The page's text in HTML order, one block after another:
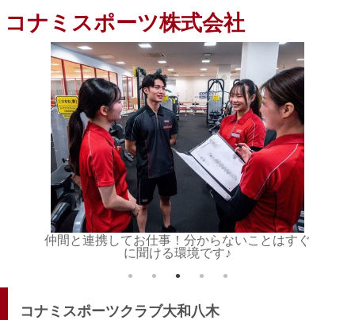
コナミスポーツ株式会社
仲間と連携してお仕事！分からないことはすぐ
に聞ける環境です♪
コナミスポーツクラブ大和八木